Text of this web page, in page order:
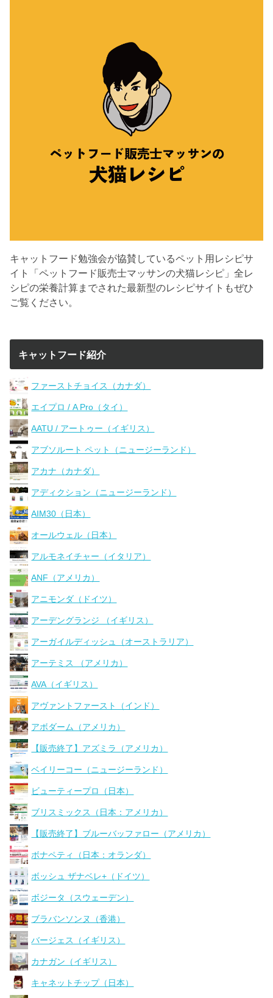
キャットフード勉強会が協賛しているペット用レシピサ
イト「ペットフード販売士マッサンの犬猫レシピ」全レ
シピの栄養計算までされた最新型のレシピサイトもぜひ
ご覧ください。
キャットフード紹介
ファーストチョイス（カナダ）
エイプロ / A Pro（タイ）
AATU / アートゥー（イギリス）
アブソルート ペット（ニュージーランド）
アカナ（カナダ）
アディクション（ニュージーランド）
AIM30（日本）
オールウェル（日本）
アルモネイチャー（イタリア）
ANF（アメリカ）
アニモンダ（ドイツ）
アーデングランジ （イギリス）
アーガイルディッシュ（オーストラリア）
アーテミス （アメリカ）
AVA（イギリス）
アヴァントファースト（インド）
アボダーム（アメリカ）
【販売終了】アズミラ（アメリカ）
ベイリーコー（ニュージーランド）
ビューティープロ（日本）
ブリスミックス（日本：アメリカ）
【販売終了】ブルーバッファロー（アメリカ）
ボナペティ（日本：オランダ）
ボッシュ ザナベレ+（ドイツ）
ボジータ（スウェーデン）
ブラバンソンヌ（香港）
バージェス（イギリス）
カナガン（イギリス）
キャネットチップ（日本）